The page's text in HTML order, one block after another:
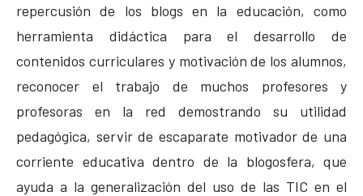
repercusión de los blogs en la educación, como
herramienta didáctica para el desarrollo de
contenidos curriculares y motivación de los alumnos,
reconocer el trabajo de muchos profesores y
profesoras en la red demostrando su utilidad
pedagógica, servir de escaparate motivador de una
corriente educativa dentro de la blogosfera, que
ayuda a la generalización del uso de las TIC en el